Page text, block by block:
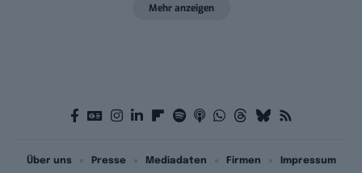
Mehr anzeigen
Über uns Presse Mediadaten Firmen
Impressum